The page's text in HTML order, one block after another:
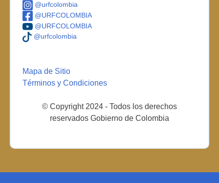
@urfcolombia
@URFCOLOMBIA
@URFCOLOMBIA
@urfcolombia
Mapa de Sitio
Términos y Condiciones
© Copyright 2024 - Todos los derechos
reservados Gobierno de Colombia